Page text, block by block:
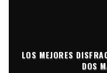
LOS MEJORES
DOS